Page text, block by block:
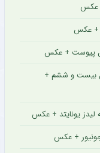
عکس
+ عکس
بیست و ششم +
+ عکس